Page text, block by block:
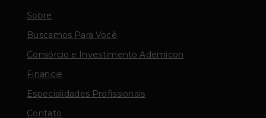
Sobre
Buscamos Para Você
Consórcio e Investimento Ademicon
Financie
Especialidades Profissionais
Contato